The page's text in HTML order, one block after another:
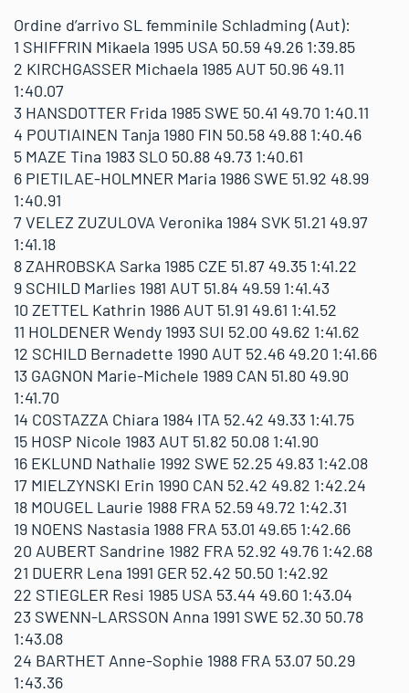
Ordine d’arrivo SL femminile Schladming (Aut):
1 SHIFFRIN Mikaela 1995 USA 50.59 49.26 1:39.85
2 KIRCHGASSER Michaela 1985 AUT 50.96 49.11
1:40.07
3 HANSDOTTER Frida 1985 SWE 50.41 49.70 1:40.11
4 POUTIAINEN Tanja 1980 FIN 50.58 49.88 1:40.46
5 MAZE Tina 1983 SLO 50.88 49.73 1:40.61
6 PIETILAE-HOLMNER Maria 1986 SWE 51.92 48.99
1:40.91
7 VELEZ ZUZULOVA Veronika 1984 SVK 51.21 49.97
1:41.18
8 ZAHROBSKA Sarka 1985 CZE 51.87 49.35 1:41.22
9 SCHILD Marlies 1981 AUT 51.84 49.59 1:41.43
10 ZETTEL Kathrin 1986 AUT 51.91 49.61 1:41.52
11 HOLDENER Wendy 1993 SUI 52.00 49.62 1:41.62
12 SCHILD Bernadette 1990 AUT 52.46 49.20 1:41.66
13 GAGNON Marie-Michele 1989 CAN 51.80 49.90
1:41.70
14 COSTAZZA Chiara 1984 ITA 52.42 49.33 1:41.75
15 HOSP Nicole 1983 AUT 51.82 50.08 1:41.90
16 EKLUND Nathalie 1992 SWE 52.25 49.83 1:42.08
17 MIELZYNSKI Erin 1990 CAN 52.42 49.82 1:42.24
18 MOUGEL Laurie 1988 FRA 52.59 49.72 1:42.31
19 NOENS Nastasia 1988 FRA 53.01 49.65 1:42.66
20 AUBERT Sandrine 1982 FRA 52.92 49.76 1:42.68
21 DUERR Lena 1991 GER 52.42 50.50 1:42.92
22 STIEGLER Resi 1985 USA 53.44 49.60 1:43.04
23 SWENN-LARSSON Anna 1991 SWE 52.30 50.78
1:43.08
24 BARTHET Anne-Sophie 1988 FRA 53.07 50.29
1:43.36